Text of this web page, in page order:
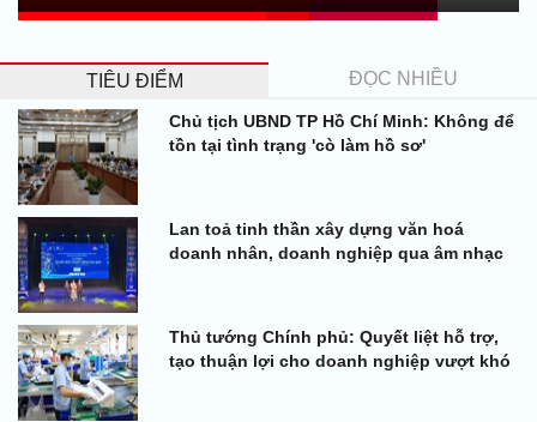
TIÊU ĐIỂM ĐỌC NHIỀU
Chủ tịch UBND TP Hồ Chí Minh: Không để
tồn tại tình trạng 'cò làm hồ sơ'
Lan toả tinh thần xây dựng văn hoá
doanh nhân, doanh nghiệp qua âm nhạc
Thủ tướng Chính phủ: Quyết liệt hỗ trợ,
tạo thuận lợi cho doanh nghiệp vượt khó